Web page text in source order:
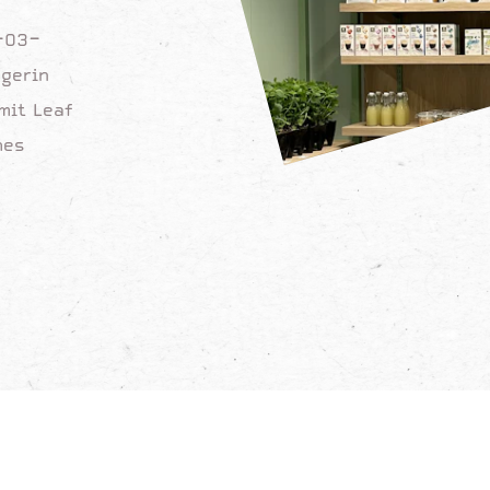
03-
Leaf